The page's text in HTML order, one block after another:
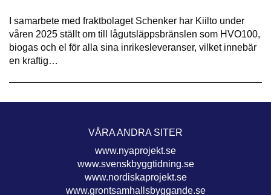
I samarbete med fraktbolaget Schenker har Kiilto under
våren 2025 ställt om till lågutsläppsbränslen som HVO100,
biogas och el för alla sina inrikesleveranser, vilket innebär
en kraftig…
VÅRA ANDRA SITER
www.nyaprojekt.se
www.svenskbyggtidning.se
www.nordiskaprojekt.se
www.grontsamhallsbyggande.se